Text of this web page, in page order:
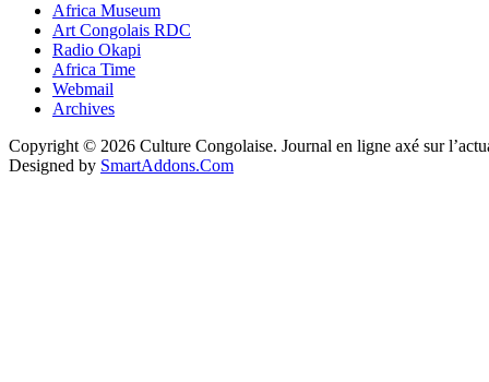
Africa Museum
Art Congolais RDC
Radio Okapi
Africa Time
Webmail
Archives
Copyright © 2026 Culture Congolaise. Journal en ligne axé sur
Designed by SmartAddons.Com